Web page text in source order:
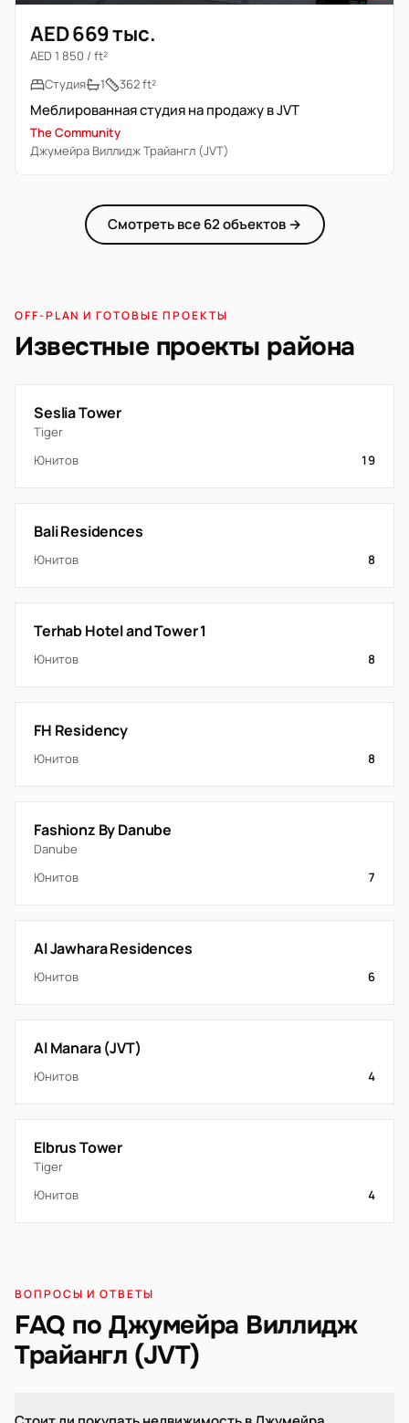
AED 669 тыс.
AED 1 850 / ft²
Студия
1 362 ft²
Меблированная студия на продажу в JVT
The Community
Джумейра Виллидж Трайангл (JVT)
Смотреть все 62 объектов →
OFF-PLAN И ГОТОВЫЕ ПРОЕКТЫ
Известные проекты района
Seslia Tower
Tiger
Юнитов
19
Bali Residences
Юнитов 8
Terhab Hotel and Tower 1
Юнитов 8
FH Residency
Юнитов 8
Fashionz By Danube
Danube
Юнитов
7
Al Jawhara Residences
Юнитов 6
Al Manara (JVT)
Юнитов 4
Elbrus Tower
Tiger
Юнитов
4
ВОПРОСЫ И ОТВЕТЫ
FAQ по Джумейра Виллидж
Трайангл (JVT)